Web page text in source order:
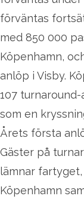
förväntas
med 850 000
Köpenhamn,
anlöp i Visby.
107
som en
Årets första
Gäster på
lämnar
Köpenhamn